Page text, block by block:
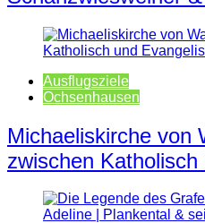
Ausflugsziele
Ochsenhausen
Michaeliskirche von
zwischen